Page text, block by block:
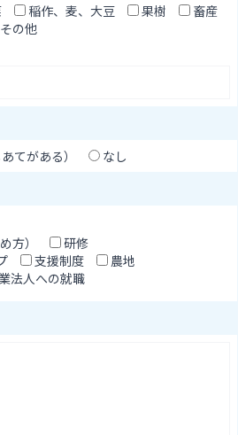
稲作、麦、大豆 果樹
畜産
その他
てがある）
なし
方）
研修
支援制度
農地
法人への就職